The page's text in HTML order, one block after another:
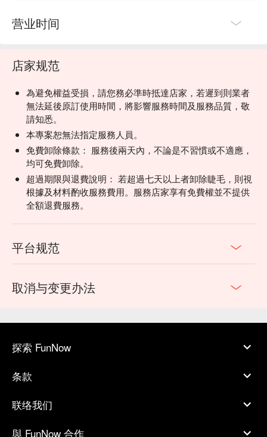
营业时间
店家规范
為避免權益受損，請您務必準時抵達店家，若遲到則業者
無法延後原訂使用時間，將影響服務時間及服務品質，敬
請知悉。
本專案恕無法指定服務人員。
免費卸除條款： 服務後兩天內，不論是不習慣或不適應，
均可免費卸除。
超過期限與退費說明： 若超過七天以上者卸除睫毛，則視
根據及材料酌收服務費用。服務店家享有免費權並不提供
全額退費服務。
平台规范
取消与变更办法
探索 FunNow
条款
联络我们
與 FunNow 合作